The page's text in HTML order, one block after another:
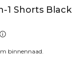
1 Shorts Black
binnennaad.